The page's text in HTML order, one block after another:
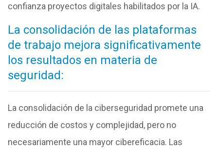
confianza proyectos digitales habilitados por la IA.
La consolidación de las plataformas
de trabajo mejora significativamente
los resultados en materia de
seguridad:
La consolidación de la ciberseguridad promete una
reducción de costos y complejidad, pero no
necesariamente una mayor cibereficacia. Las